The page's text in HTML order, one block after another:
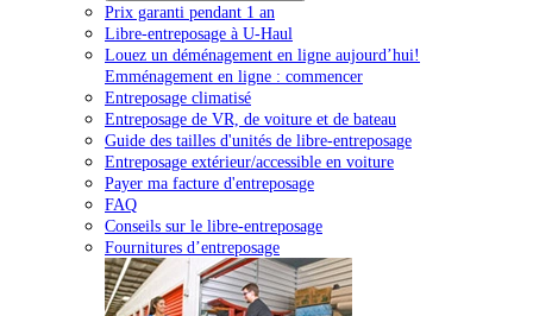
Prix garanti pendant 1 an
Libre-entreposage à U-Haul
Louez un déménagement en ligne aujourd’hui!
Emménagement en ligne : commencer
Entreposage climatisé
Entreposage de VR, de voiture et de bateau
Guide des tailles d'unités de libre-entreposage
Entreposage extérieur/accessible en voiture
Payer ma facture d'entreposage
FAQ
Conseils sur le libre-entreposage
Fournitures d’entreposage